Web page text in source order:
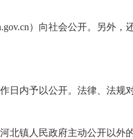
）向社会公开。另外
内予以公开。法律、法规
北镇人民政府主动公开以